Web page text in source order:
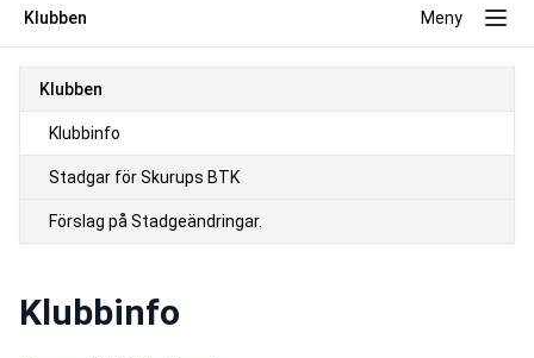
Klubben Meny
Klubben
Klubbinfo
Stadgar för Skurups BTK
Förslag på Stadgeändringar.
Klubbinfo